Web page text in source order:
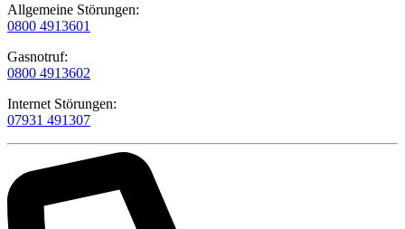
Allgemeine Störungen:
0800 4913601
Gasnotruf:
0800 4913602
Internet Störungen:
07931 491307